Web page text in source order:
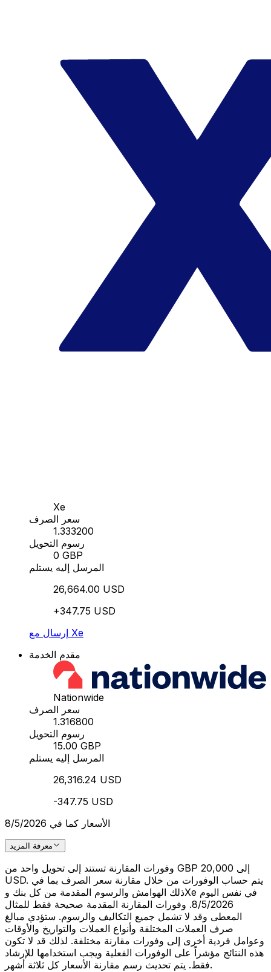
Xe
سعر الصرف
1.333200
رسوم التحويل
0 GBP
المرسل إليه يستلم
26,664.00 USD
+347.75 USD
إرسال مع Xe
مقدم الخدمة
Nationwide
سعر الصرف
1.316800
رسوم التحويل
15.00 GBP
المرسل إليه يستلم
26,316.24 USD
-347.75 USD
الأسعار كما في 8/5/2026
معرفة المزيد
وفورات المقارنة تستند إلى تحويل واحد من GBP 20,000 إلى
USD. يتم حساب الوفورات من خلال مقارنة سعر الصرف بما في
ذلك الهوامش والرسوم المقدمة من كل بنك وXe في نفس اليوم
8/5/2026. وفورات المقارنة المقدمة صحيحة فقط للمثال
المعطى وقد لا تشمل جميع التكاليف والرسوم. ستؤدي مبالغ
صرف العملات المختلفة وأنواع العملات والتواريخ والأوقات
وعوامل فردية أخرى إلى وفورات مقارنة مختلفة. لذلك قد لا تكون
هذه النتائج مؤشراً على الوفورات الفعلية ويجب استخدامها للإرشاد
فقط. يتم تحديث رسم مقارنة الأسعار كل ثلاثة أشهر.